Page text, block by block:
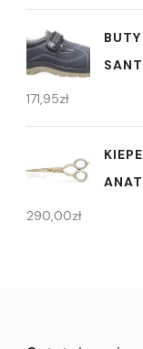
171,95zł
290,00zł